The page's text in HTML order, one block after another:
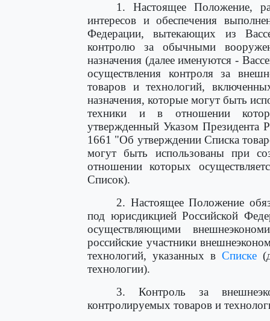
1. Настоящее Положение,
интересов и обеспечения
Федерации, вытекающих из
контролю за обычными
назначения (далее именуются -
осуществления контроля за
товаров и технологий,
назначения, которые могут быть
техники и в отношении
утвержденный Указом Президента
1661 "Об утверждении Списка
могут быть использованы при
отношении которых
Список).
2. Настоящее Положение
под юрисдикцией Российской
осуществляющими
российские участники
технологий, указанных вСписке
технологии).
3. Контроль за
контролируемых товаров и